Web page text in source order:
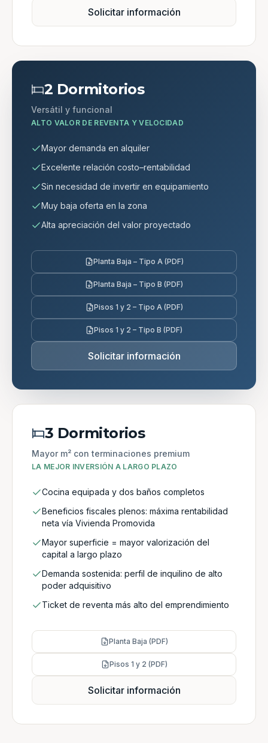
Solicitar información
2 Dormitorios
Versátil y funcional
ALTO VALOR DE REVENTA Y VELOCIDAD
Mayor demanda en alquiler
Excelente relación costo–rentabilidad
Sin necesidad de invertir en equipamiento
Muy baja oferta en la zona
Alta apreciación del valor proyectado
Planta Baja – Tipo A (PDF)
Planta Baja – Tipo B (PDF)
Pisos 1 y 2 – Tipo A (PDF)
Pisos 1 y 2 – Tipo B (PDF)
Solicitar información
3 Dormitorios
Mayor m² con terminaciones premium
LA MEJOR INVERSIÓN A LARGO PLAZO
Cocina equipada y dos baños completos
Beneficios fiscales plenos: máxima rentabilidad
neta vía Vivienda Promovida
Mayor superficie = mayor valorización del
capital a largo plazo
Demanda sostenida: perfil de inquilino de alto
poder adquisitivo
Ticket de reventa más alto del emprendimiento
Planta Baja (PDF)
Pisos 1 y 2 (PDF)
Solicitar información